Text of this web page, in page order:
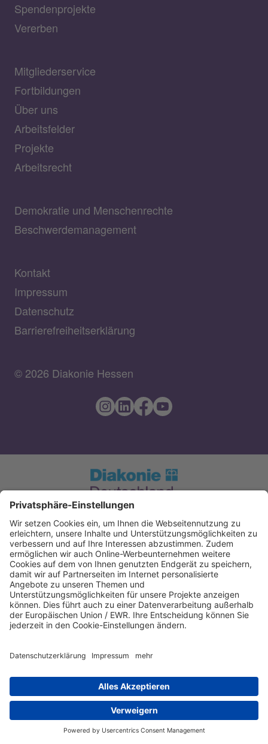
Spendenprojekte
Vererben
Mitgliederservice
Fortbildungen
Über uns
Arbeitsfelder
Projekte
Arbeitsrecht
Demokratie und Menschenrechte
Beschwerdemanagement
Kontakt
Impressum
Datenschutz
Barrierefreiheitserklärung
© 2026 Diakonie Hessen
Spendenkonto Diakonie Hessen
Evangelische Bank eG. Kassel
BIC: GENODEF1EK1
IBAN kopieren
Direkt Online spenden